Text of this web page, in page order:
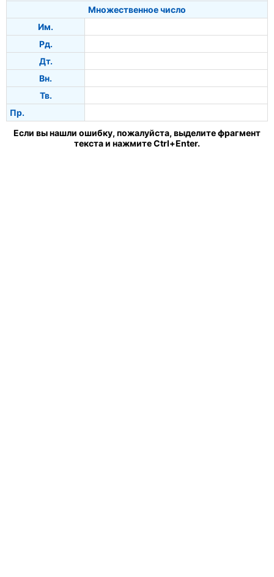
Множественное число
Им.
Рд.
Дт.
Вн.
Тв.
Пр.
Если вы нашли ошибку, пожалуйста, выделите фрагмент
текста и нажмите Ctrl+Enter.